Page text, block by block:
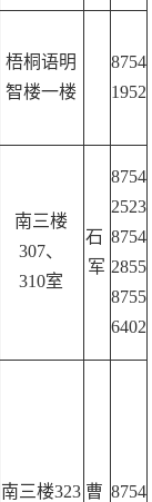
梧桐语明
智楼一楼
8754
1952
南三楼
307、
310室
石
军
8754
2523
8754
2855
8755
6402
南三楼323 曹 8754